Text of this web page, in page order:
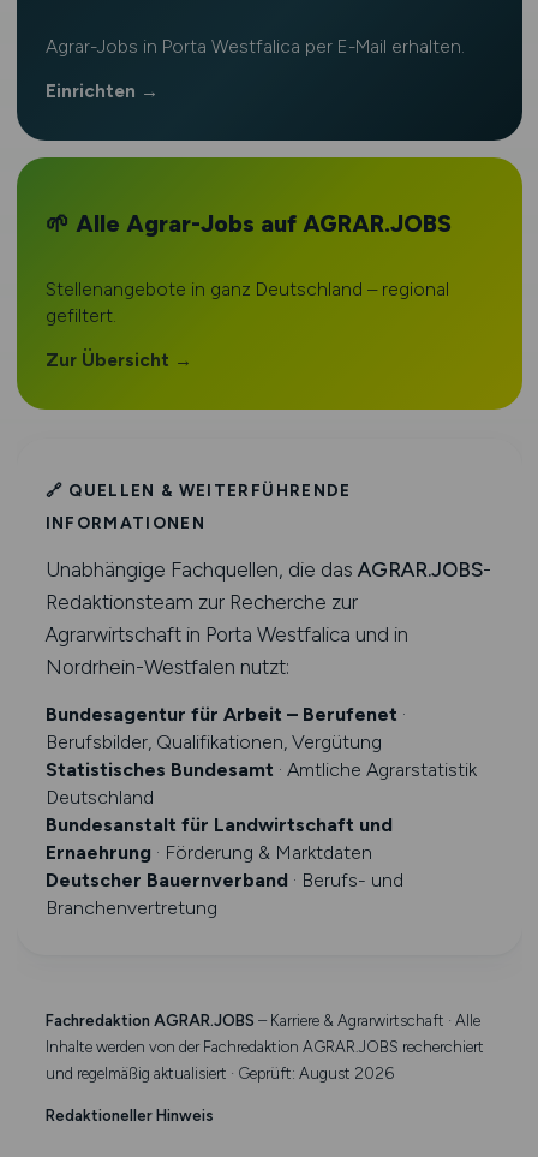
Agrar-Jobs in Porta Westfalica per E-Mail erhalten.
Einrichten →
🌱 Alle Agrar-Jobs auf AGRAR.JOBS
Stellenangebote in ganz Deutschland – regional
gefiltert.
Zur Übersicht →
🔗 QUELLEN & WEITERFÜHRENDE
INFORMATIONEN
Unabhängige Fachquellen, die das AGRAR.JOBS-
Redaktionsteam zur Recherche zur
Agrarwirtschaft in Porta Westfalica und in
Nordrhein-Westfalen nutzt:
Bundesagentur für Arbeit – Berufenet ·
Berufsbilder, Qualifikationen, Vergütung
Statistisches Bundesamt · Amtliche Agrarstatistik
Deutschland
Bundesanstalt für Landwirtschaft und
Ernaehrung · Förderung & Marktdaten
Deutscher Bauernverband · Berufs- und
Branchenvertretung
Fachredaktion AGRAR.JOBS – Karriere & Agrarwirtschaft · Alle
Inhalte werden von der Fachredaktion AGRAR.JOBS recherchiert
und regelmäßig aktualisiert · Geprüft: August 2026
Redaktioneller Hinweis